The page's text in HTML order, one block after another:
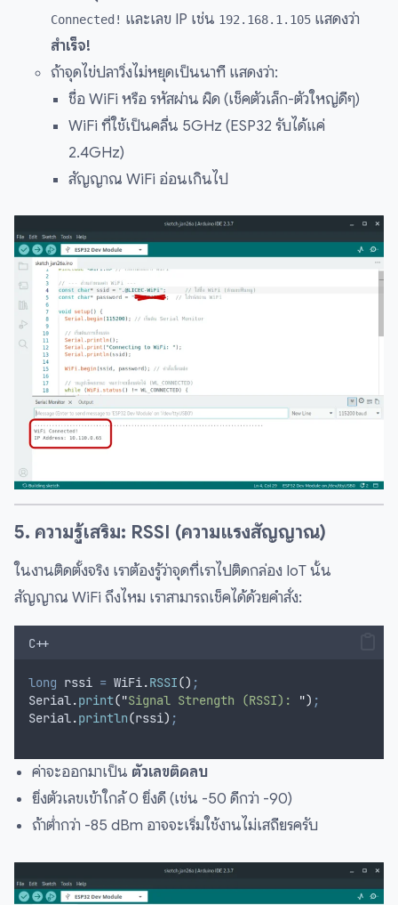
Connected! และเลข IP เช่น 192.168.1.105แสดงว่า
สำเร็จ!
ถ้าจุดไข่ปลาวิ่งไม่หยุดเป็นนาที แสดงว่า:
ชื่อ WiFi หรือ รหัสผ่าน ผิด (เช็คตัวเล็ก-ตัวใหญ่ดีๆ)
WiFi ที่ใช้เป็นคลื่น 5GHz (ESP32 รับได้แค่
2.4GHz)
สัญญาณ WiFi อ่อนเกินไป
5. ความรู้เสริม: RSSI (ความแรงสัญญาณ)
ในงานติดตั้งจริง เราต้องรู้ว่าจุดที่เราไปติดกล่อง IoT นั้น
สัญญาณ WiFi ถึงไหม เราสามารถเช็คได้ด้วยคำสั่ง:
C++
long rssi = WiFi.RSSI() ;
Serial.print("Signal Strength (RSSI): ") ;
Serial.println(rssi) ;
ค่าจะออกมาเป็น ตัวเลขติดลบ
ยิ่งตัวเลขเข้าใกล้ 0 ยิ่งดี (เช่น -50 ดีกว่า -90)
ถ้าต่ำกว่า -85 dBm อาจจะเริ่มใช้งานไม่เสถียรครับ